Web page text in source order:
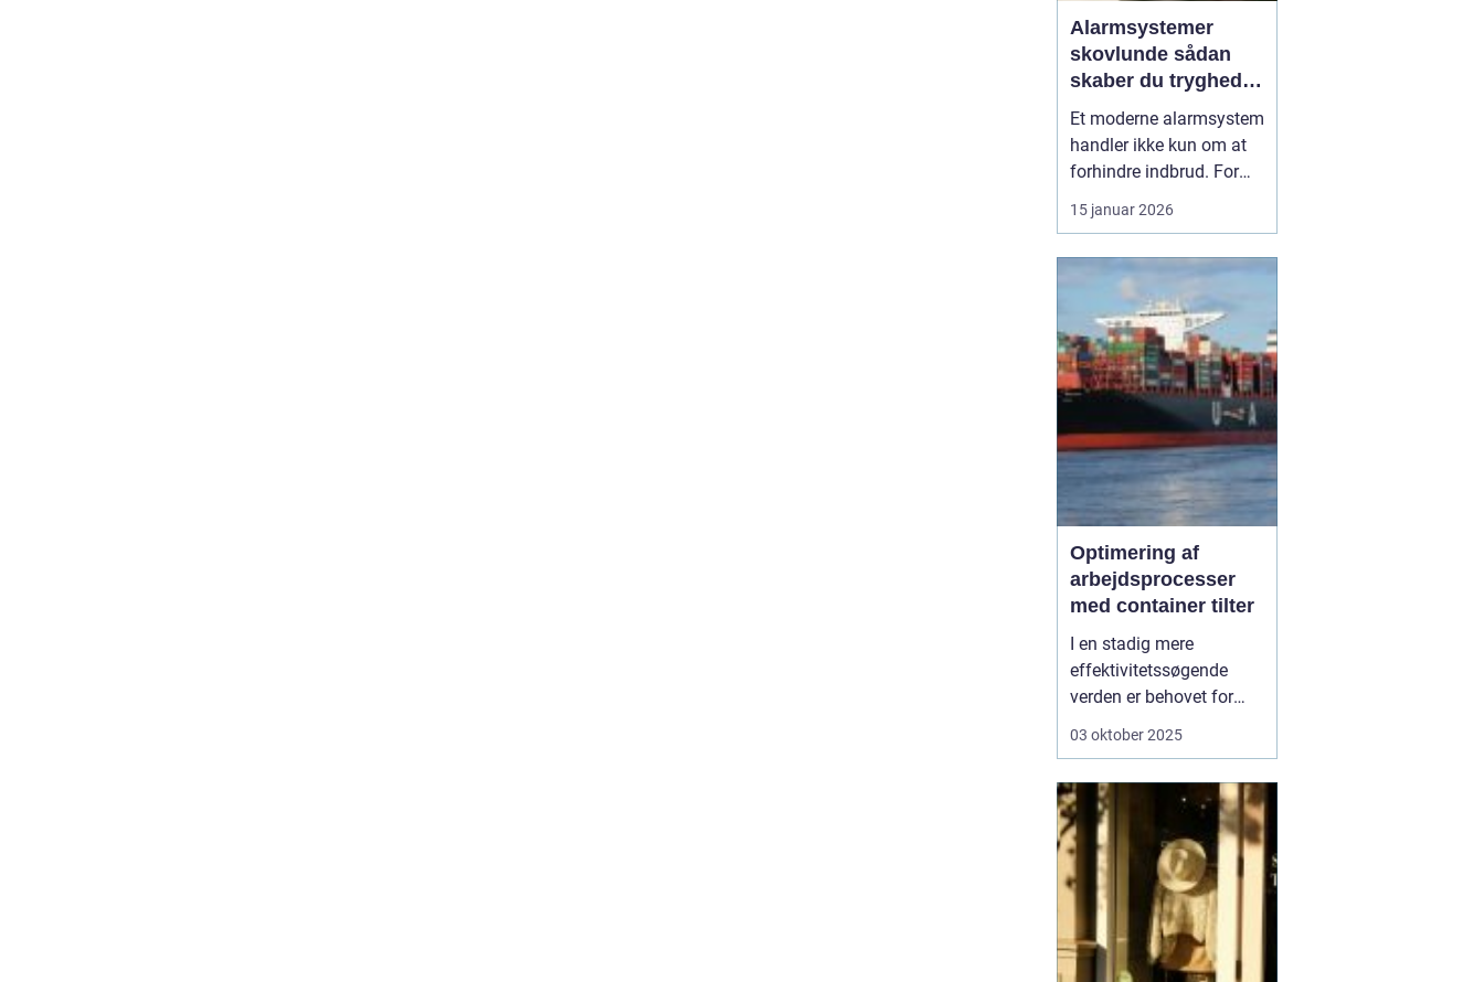
Alarmsystemer
skovlunde sådan
skaber du tryghed i
hverdagen
Et moderne alarmsystem
handler ikke kun om at
forhindre indbrud. For
mange familier og
virksomheder i
også om ro i maven, når
de forlader hjem eller
arbejdsplads. Med de
rette løsninger kan du
både forebygge ubudne
gæster, reage...
15 januar 2026
Optimering af
arbejdsprocesser
med container tilter
I en stadig mere
effektivitetssøgende
verden er behovet for
innovative løsninger, der
nogensinde.
En
container tilter er
en af
de l&o...
03 oktober 2025